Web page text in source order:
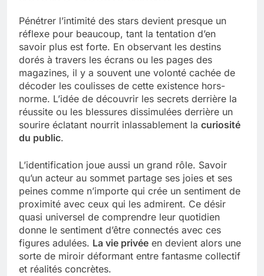
Pénétrer l’intimité des stars devient presque un
réflexe pour beaucoup, tant la tentation d’en
savoir plus est forte. En observant les destins
dorés à travers les écrans ou les pages des
magazines, il y a souvent une volonté cachée de
décoder les coulisses de cette existence hors-
norme. L’idée de découvrir les secrets derrière la
réussite ou les blessures dissimulées derrière un
sourire éclatant nourrit inlassablement la curiosité
du public.
L’identification joue aussi un grand rôle. Savoir
qu’un acteur au sommet partage ses joies et ses
peines comme n’importe qui crée un sentiment de
proximité avec ceux qui les admirent. Ce désir
quasi universel de comprendre leur quotidien
donne le sentiment d’être connectés avec ces
figures adulées. La vie privée en devient alors une
sorte de miroir déformant entre fantasme collectif
et réalités concrètes.